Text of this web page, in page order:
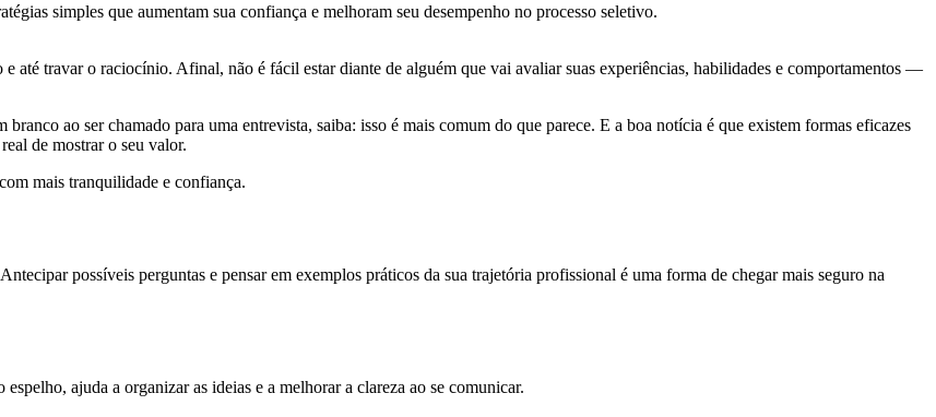
simples que aumentam sua confiança e melhoram seu desempenho no processo seletivo.
até travar o raciocínio. Afinal, não é fácil estar diante de alguém que vai avaliar suas experiências, habilidades e comportamentos —
branco ao ser chamado para uma entrevista, saiba: isso é mais comum do que parece. E a boa notícia é que existem formas eficazes
de mostrar o seu valor.
mais tranquilidade e confiança.
possíveis perguntas e pensar em exemplos práticos da sua trajetória profissional é uma forma de chegar mais seguro na
ajuda a organizar as ideias e a melhorar a clareza ao se comunicar.